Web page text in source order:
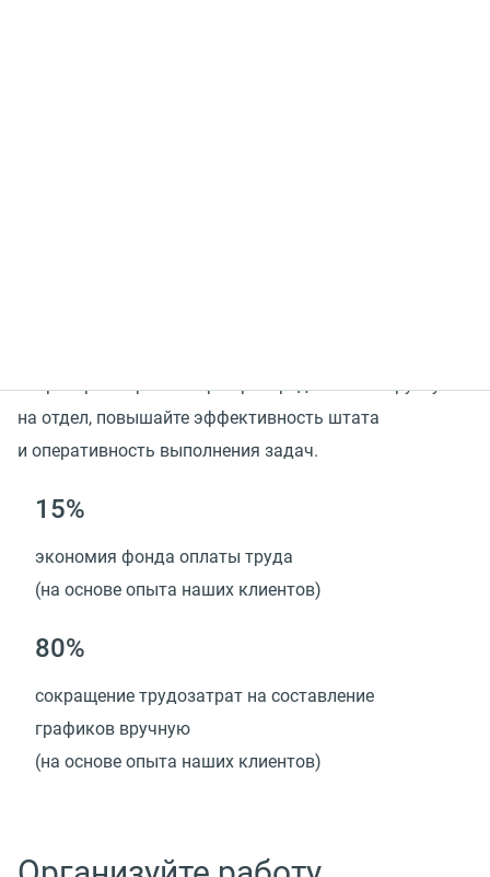
операторов — равномерно распределяйте нагрузку
на отдел, повышайте эффективность штата
и оперативность выполнения задач.
15%
экономия фонда оплаты труда
(на основе опыта наших клиентов)
80%
сокращение трудозатрат на составление
графиков вручную
(на основе опыта наших клиентов)